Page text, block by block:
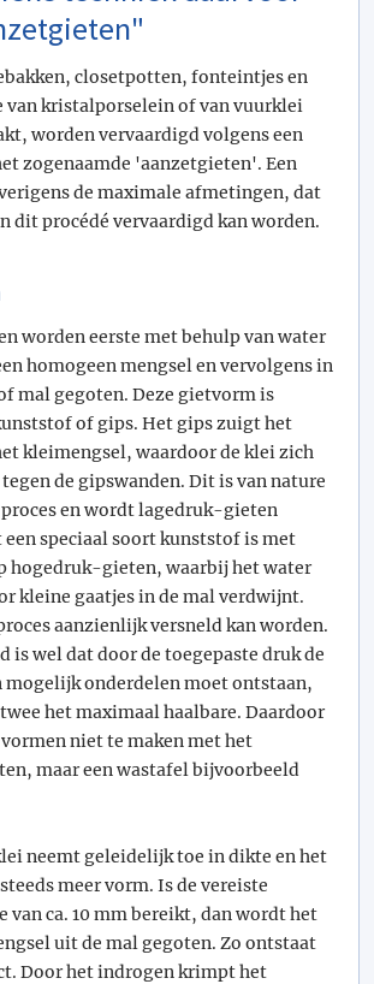
closetpotten, fonteintjes en
van kristalporselein of van vuurklei
worden vervaardigd volgens een
zogenaamde 'aanzetgieten'. Een
de maximale afmetingen, dat
dit procédé vervaardigd kan worden.
worden eerste met behulp van water
homogeen mengsel en vervolgens in
mal gegoten. Deze gietvorm is
of gips. Het gips zuigt het
kleimengsel, waardoor de klei zich
de gipswanden. Dit is van nature
en wordt lagedruk-gieten
een speciaal soort kunststof is met
hogedruk-gieten, waarbij het water
kleine gaatjes in de mal verdwijnt.
aanzienlijk versneld kan worden.
is wel dat door de toegepaste druk de
onderdelen moet ontstaan,
het maximaal haalbare. Daardoor
niet te maken met het
maar een wastafel bijvoorbeeld
neemt geleidelijk toe in dikte en het
meer vorm. Is de vereiste
van ca. 10 mm bereikt, dan wordt het
uit de mal gegoten. Zo ontstaat
Door het indrogen krimpt het